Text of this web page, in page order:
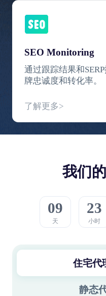
SEO Monitoring
通过跟踪结果和
牌忠诚度和转化率。
了解更多>
我们
09
天
23
小时
住宅代
静态